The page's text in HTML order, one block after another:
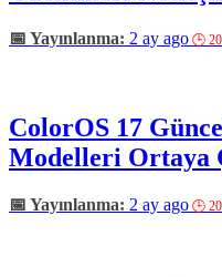
2 ay ago
ColorOS 17
Modelleri Ortaya
2 ay ago